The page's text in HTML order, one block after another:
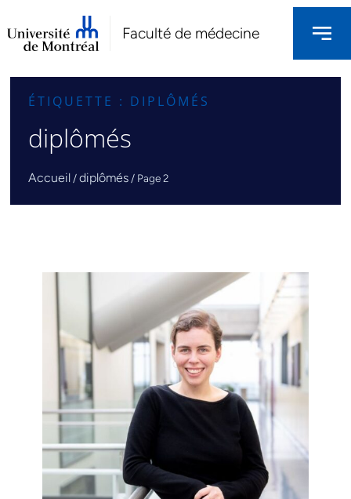
Faculté de médecine
ÉTIQUETTE : DIPLÔMÉS
diplômés
Accueil /diplômés/ Page 2